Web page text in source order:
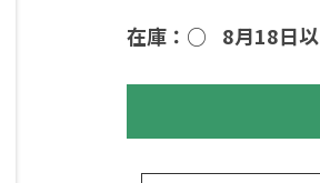
在庫：○ 8月18日